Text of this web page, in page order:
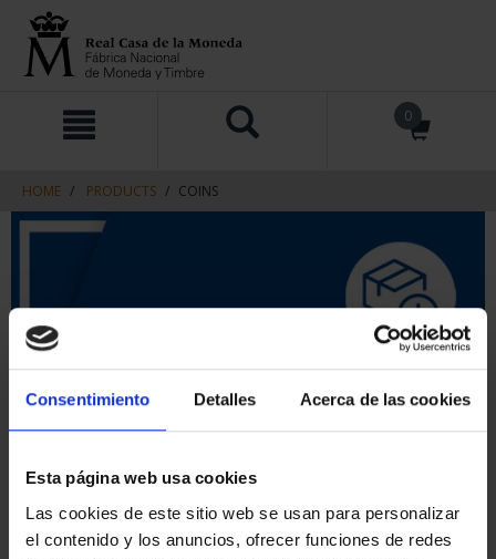
Consentimiento Detalles Acerca de las cookies
Esta página web usa cookies
Las cookies de este sitio web se usan para personalizar
el contenido y los anuncios, ofrecer funciones de redes
navigation
0
HOME PRODUCTS COINS